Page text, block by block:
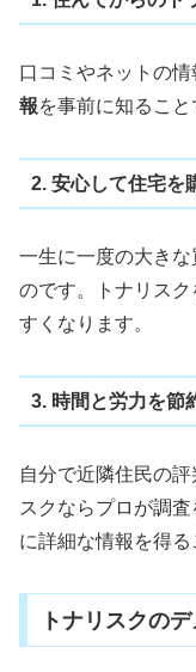
口コミやネットの
報を事前に知ること
2. 安心して住宅を
一生に一度の大き
のです。トナリス
すくなります。
3. 時間と労力を節
自分で近隣住民の
スクならプロが調
に詳細な情報を得る
トナリスクの